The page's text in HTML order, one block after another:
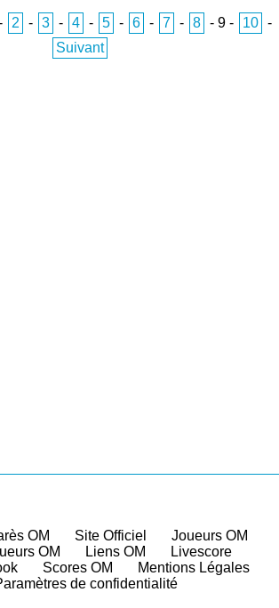
2 - 3 - 4 - 5 - 6 - 7 - 8 - 9- 10
-
Suivant
OM Site Officiel
Joueurs OM
OM Liens OM
Livescore
Scores OM
Mentions Légales
de confidentialité